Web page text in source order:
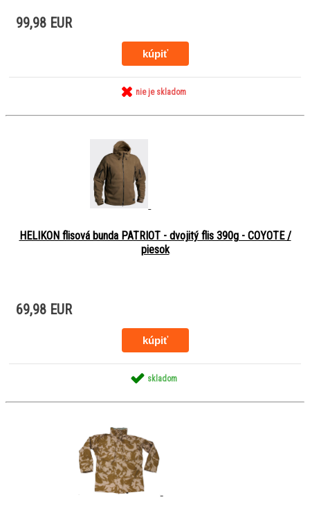
99,98 EUR
nie je skladom
HELIKON flisová bunda PATRIOT - dvojitý flis 390g - COYOTE /
piesok
69,98 EUR
skladom